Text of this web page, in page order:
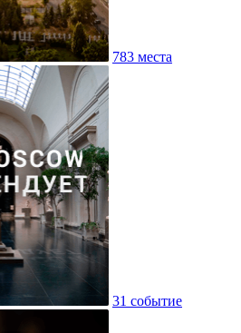
783 места
31 событие